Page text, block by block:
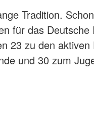
Tradition.
für das
23 zu den aktiven
und 30 zum